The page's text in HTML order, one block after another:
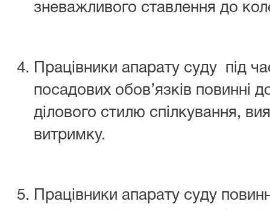
зневажливого ставлення до
Працівники апарату суду під
посадових обов’язків повинні
ділового стилю спілкування,
витримку.
Працівники апарату суду